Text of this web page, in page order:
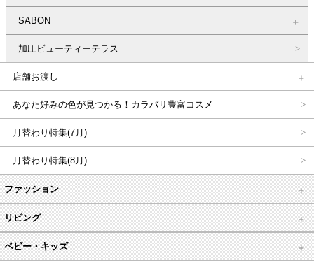
SABON
加圧ビューティーテラス
店舗お渡し
あなた好みの色が見つかる！カラバリ豊富コスメ
月替わり特集(7月)
月替わり特集(8月)
ファッション
リビング
ベビー・キッズ